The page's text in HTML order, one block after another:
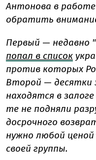
Антонова в
обратить
Первый — недавно
попал в список
против которых
Второй — десятки
находятся в
те не подняли
досрочного
нужно любой
своей группы.